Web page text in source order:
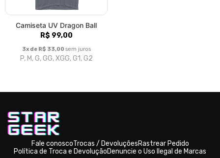
Camiseta UV Dragon Ball
R$ 99,00
3x de R$ 33,00 sem juros
P, M, G, GG, XGG, G1, G2
Fale conoscoTrocas / DevoluçõesRastrear Pedido
Política de Troca e DevoluçãoDenuncie o Uso Ilegal de Marcas